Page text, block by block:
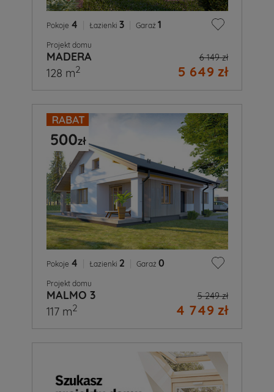
Pokoje 4 Łazienki 3 Garaż 1
Projekt domu
MADERA 6 149 zł
5 649 zł
128 m2
Pokoje 4 Łazienki 2 Garaż 0
Projekt domu
MALMO 3 5 249 zł
4 749 zł
117 m2